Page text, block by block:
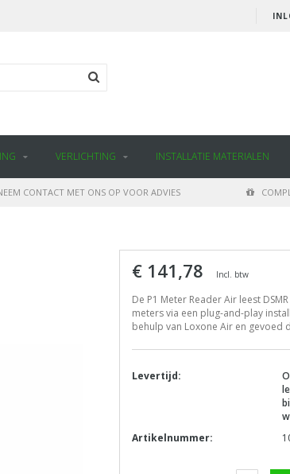
VERLICHTING INSTALLATIE MATERIALEN
CONTACT MET ONS OP VOOR ADVIES
€ 141,78 Incl. btw
De P1 Meter Reader Air leest
meters via een plug-and-play
behulp van Loxone Air en gevoed
Levertijd:
Artikelnummer: